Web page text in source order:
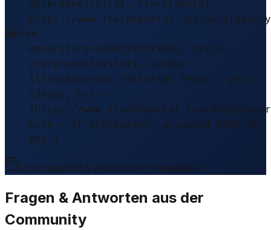
Torproduktivität. Frachtportal.
https://www.frachtportal.com/de/
BibTeX
@misc{torproduktivitt2026, title =
{Torproduktivität}, author =
{{Frachtportal Editorial Team}}, year =
{2026}, url =
{https://www.frachtportal.com/de/
note = {Frachtportal, accessed 2026-08-
08} }
Inhalt geprüft & redaktionell freigegeben.
Fragen & Antworten aus der
Community